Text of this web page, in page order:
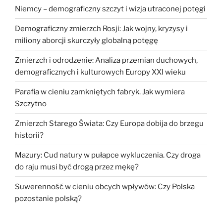
Niemcy – demograficzny szczyt i wizja utraconej potęgi
Demograficzny zmierzch Rosji: Jak wojny, kryzysy i
miliony aborcji skurczyły globalną potęgę
Zmierzch i odrodzenie: Analiza przemian duchowych,
demograficznych i kulturowych Europy XXI wieku
Parafia w cieniu zamkniętych fabryk. Jak wymiera
Szczytno
Zmierzch Starego Świata: Czy Europa dobija do brzegu
historii?
Mazury: Cud natury w pułapce wykluczenia. Czy droga
do raju musi być drogą przez mękę?
Suwerenność w cieniu obcych wpływów: Czy Polska
pozostanie polską?